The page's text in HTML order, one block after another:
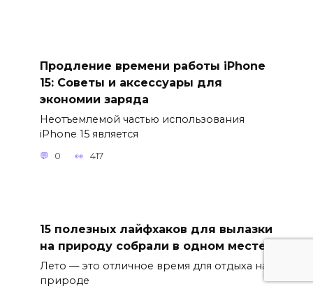
Продление времени работы iPhone
15: Советы и аксессуары для
экономии заряда
Неотъемлемой частью использования
iPhone 15 является
0 417
15 полезных лайфхаков для вылазки
на природу собрали в одном месте
Лето — это отличное время для отдыха на
природе